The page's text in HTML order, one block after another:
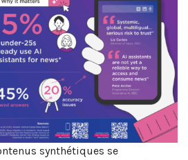
synthétiques se